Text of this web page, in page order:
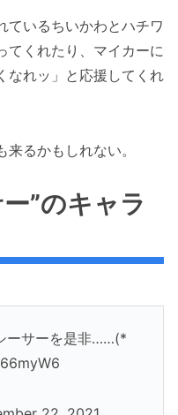
ているちいかわとハチワ
てくれたり、マイカーに
なれッ」と応援してくれ
るかもしれない。
”のキャラ
ーサーを是非……(*